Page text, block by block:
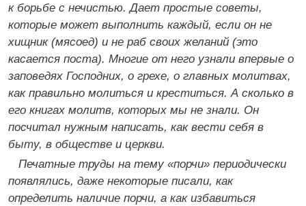
к борьбе с нечистью. Дает простые советы,
которые может выполнить каждый, если он не
хищник (мясоед) и не раб своих желаний (это
касается поста). Многие от него узнали впервые о
заповедях Господних, о грехе, о главных молитвах,
как правильно молиться и креститься. А сколько в
его книгах молитв, которых мы не знали. Он
посчитал нужным написать, как вести себя в
быту, в обществе и церкви.
Печатные труды на тему «порчи» периодически
появлялись, даже некоторые писали, как
определить наличие порчи, а как избавиться